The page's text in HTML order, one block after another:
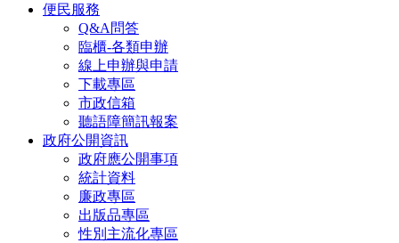
便民服務
Q&A問答
臨櫃-各類申辦
線上申辦與申請
下載專區
市政信箱
聽語障簡訊報案
政府公開資訊
政府應公開事項
統計資料
廉政專區
出版品專區
性別主流化專區